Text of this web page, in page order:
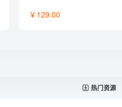
￥129.00
热门资源